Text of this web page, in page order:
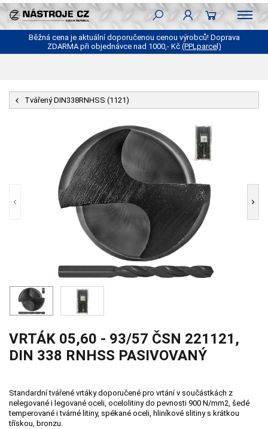
Běžná cena je aktuální doporučenou cenou výrobců! Doprava
ZDARMA při objednávce nad 1000,- Kč (PPLparcel)
Tvářený DIN338RNHSS (1121)
VRTÁK 05,60 - 93/57 ČSN 221121,
DIN 338 RNHSS PASIVOVANÝ
Standardní tvářené vrtáky doporučené pro vrtání v součástkách z
nelegované i legované oceli, ocelolitiny do pevnosti 900 N/mm2, šedé
temperované i tvárné litiny, spékané oceli, hliníkové slitiny s krátkou
třískou, bronzu.